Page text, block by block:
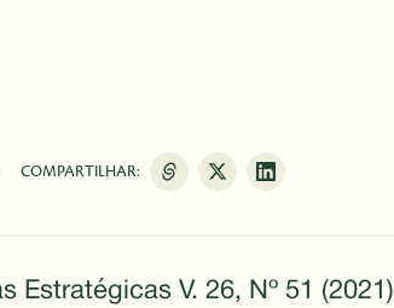
COMPARTILHAR:
Estratégicas V. 26, Nº 51 (2021)